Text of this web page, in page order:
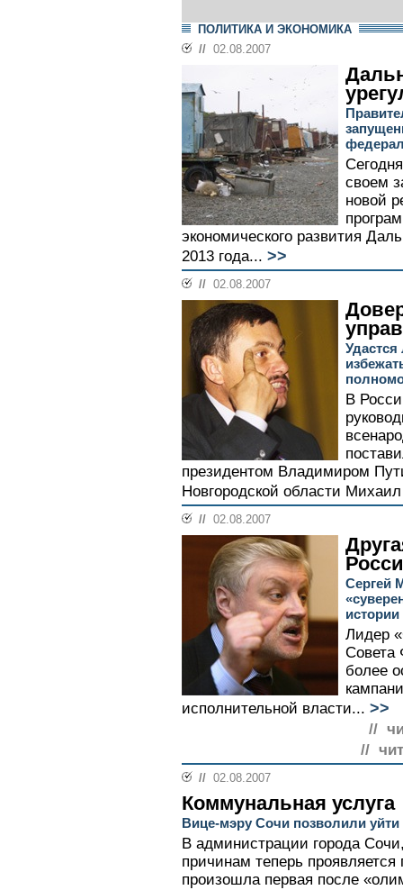
ПОЛИТИКА И ЭКОНОМИКА
// 02.08.2007
своем
новой
экономического развития
2013 года... >>
// 02.08.2007
Удастся
В
президентом Владимиром
Новгородской области
// 02.08.2007
Сергей
истории
Лидер
Совета
более
исполнительной власти... >>
//
//
// 02.08.2007
Коммунальная услуга
Вице-мэру Сочи позволили
В администрации города
причинам теперь
произошла первая после